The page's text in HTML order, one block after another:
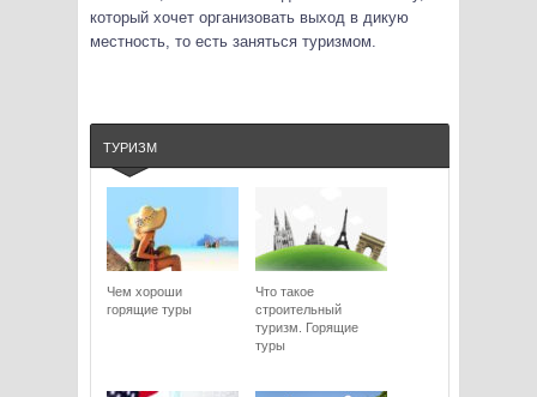
который хочет организовать выход в дикую
местность, то есть заняться туризмом.
ТУРИЗМ
Чем хороши
горящие туры
Что такое
строительный
туризм. Горящие
туры